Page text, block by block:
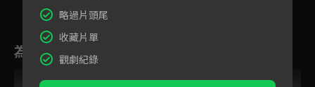
1147
為您推薦
略過片頭尾
收藏片單
觀劇紀錄